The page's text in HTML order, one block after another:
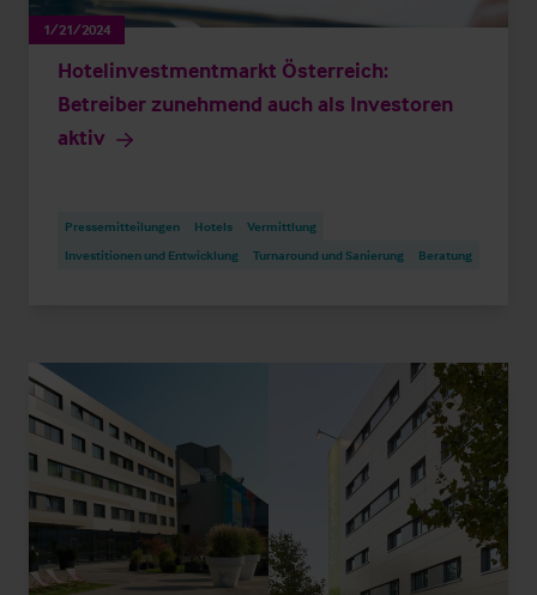
1/21/2024
Hotelinvestmentmarkt Österreich:
Betreiber zunehmend auch als Investoren
aktiv
Pressemitteilungen Hotels
Vermittlung
Investitionen und Entwicklung
Turnaround und Sanierung Beratung